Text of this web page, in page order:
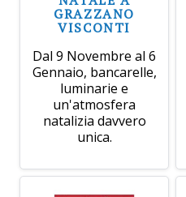
GRAZZANO
VISCONTI
Dal 9 Novembre al 6
Gennaio, bancarelle,
luminarie e
un'atmosfera
natalizia davvero
unica.